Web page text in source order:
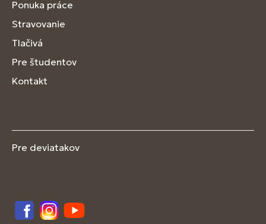
Ponuka práce
Stravovanie
Tlačivá
Pre študentov
Kontakt
Pre deviatakov
FacebookInstagram
YouTube